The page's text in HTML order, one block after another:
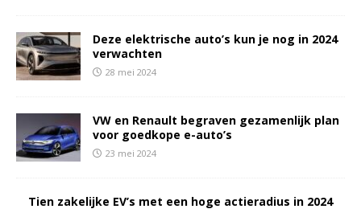
Deze elektrische auto’s kun je nog in 2024
verwachten
28 mei 2024
VW en Renault begraven gezamenlijk plan
voor goedkope e-auto’s
23 mei 2024
Tien zakelijke EV’s met een hoge actieradius in 2024